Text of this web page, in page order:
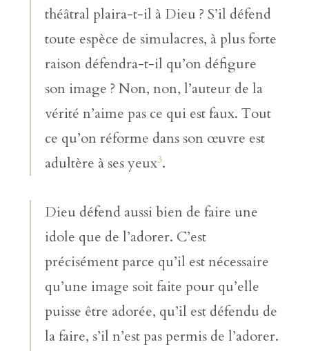
théâtral plaira-t-il à Dieu ? S’il défend
toute espèce de simulacres, à plus forte
raison défendra-t-il qu’on défigure
son image ? Non, non, l’auteur de la
vérité n’aime pas ce qui est faux. Tout
ce qu’on réforme dans son œuvre est
adultère à ses yeux3.
Dieu défend aussi bien de faire une
idole que de l’adorer. C’est
précisément parce qu’il est nécessaire
qu’une image soit faite pour qu’elle
puisse être adorée, qu’il est défendu de
la faire, s’il n’est pas permis de l’adorer.